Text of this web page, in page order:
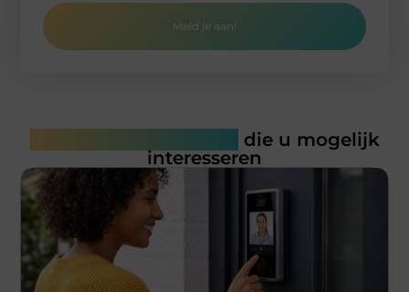
Meld je aan!
die u mogelijk
interesseren